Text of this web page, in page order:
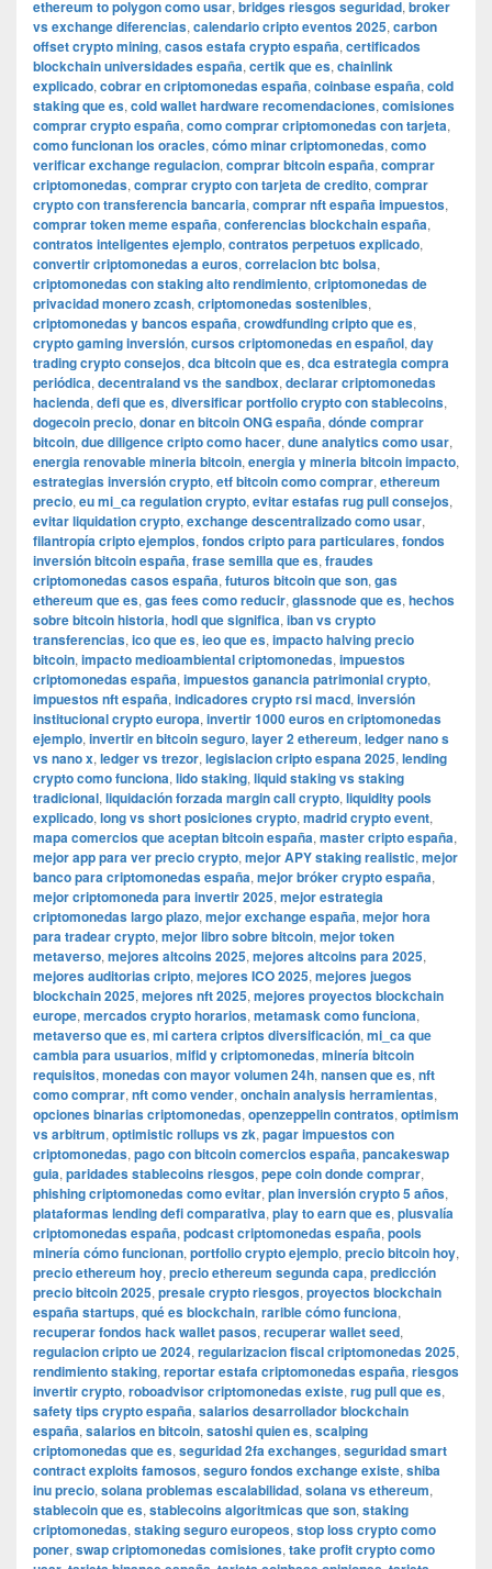
ethereum to polygon como usar, bridges riesgos seguridad, broker
vs exchange diferencias, calendario cripto eventos 2025, carbon
offset crypto mining, casos estafa crypto españa, certificados
blockchain universidades españa, certik que es, chainlink
explicado, cobrar en criptomonedas españa, coinbase españa, cold
staking que es, cold wallet hardware recomendaciones, comisiones
comprar crypto españa, como comprar criptomonedas con tarjeta,
como funcionan los oracles, cómo minar criptomonedas, como
verificar exchange regulacion, comprar bitcoin españa, comprar
criptomonedas, comprar crypto con tarjeta de credito, comprar
crypto con transferencia bancaria, comprar nft españa impuestos,
comprar token meme españa, conferencias blockchain españa,
contratos inteligentes ejemplo, contratos perpetuos explicado,
convertir criptomonedas a euros, correlacion btc bolsa,
criptomonedas con staking alto rendimiento, criptomonedas de
privacidad monero zcash, criptomonedas sostenibles,
criptomonedas y bancos españa, crowdfunding cripto que es,
crypto gaming inversión, cursos criptomonedas en español, day
trading crypto consejos, dca bitcoin que es, dca estrategia compra
periódica, decentraland vs the sandbox, declarar criptomonedas
hacienda, defi que es, diversificar portfolio crypto con stablecoins,
dogecoin precio, donar en bitcoin ONG españa, dónde comprar
bitcoin, due diligence cripto como hacer, dune analytics como usar,
energia renovable mineria bitcoin, energia y mineria bitcoin impacto,
estrategias inversión crypto, etf bitcoin como comprar, ethereum
precio, eu mi_ca regulation crypto, evitar estafas rug pull consejos,
evitar liquidation crypto, exchange descentralizado como usar,
filantropía cripto ejemplos, fondos cripto para particulares, fondos
inversión bitcoin españa, frase semilla que es, fraudes
criptomonedas casos españa, futuros bitcoin que son, gas
ethereum que es, gas fees como reducir, glassnode que es, hechos
sobre bitcoin historia, hodl que significa, iban vs crypto
transferencias, ico que es, ieo que es, impacto halving precio
bitcoin, impacto medioambiental criptomonedas, impuestos
criptomonedas españa, impuestos ganancia patrimonial crypto,
impuestos nft españa, indicadores crypto rsi macd, inversión
institucional crypto europa, invertir 1000 euros en criptomonedas
ejemplo, invertir en bitcoin seguro, layer 2 ethereum, ledger nano s
vs nano x, ledger vs trezor, legislacion cripto espana 2025, lending
crypto como funciona, lido staking, liquid staking vs staking
tradicional, liquidación forzada margin call crypto, liquidity pools
explicado, long vs short posiciones crypto, madrid crypto event,
mapa comercios que aceptan bitcoin españa, master cripto españa,
mejor app para ver precio crypto, mejor APY staking realistic, mejor
banco para criptomonedas españa, mejor bróker crypto españa,
mejor criptomoneda para invertir 2025, mejor estrategia
criptomonedas largo plazo, mejor exchange españa, mejor hora
para tradear crypto, mejor libro sobre bitcoin, mejor token
metaverso, mejores altcoins 2025, mejores altcoins para 2025,
mejores auditorias cripto, mejores ICO 2025, mejores juegos
blockchain 2025, mejores nft 2025, mejores proyectos blockchain
europe, mercados crypto horarios, metamask como funciona,
metaverso que es, mi cartera criptos diversificación, mi_ca que
cambia para usuarios, mifid y criptomonedas, minería bitcoin
requisitos, monedas con mayor volumen 24h, nansen que es, nft
como comprar, nft como vender, onchain analysis herramientas,
opciones binarias criptomonedas, openzeppelin contratos, optimism
vs arbitrum, optimistic rollups vs zk, pagar impuestos con
criptomonedas, pago con bitcoin comercios españa, pancakeswap
guia, paridades stablecoins riesgos, pepe coin donde comprar,
phishing criptomonedas como evitar, plan inversión crypto 5 años,
plataformas lending defi comparativa, play to earn que es, plusvalía
criptomonedas españa, podcast criptomonedas españa, pools
minería cómo funcionan, portfolio crypto ejemplo, precio bitcoin hoy,
precio ethereum hoy, precio ethereum segunda capa, predicción
precio bitcoin 2025, presale crypto riesgos, proyectos blockchain
españa startups, qué es blockchain, rarible cómo funciona,
recuperar fondos hack wallet pasos, recuperar wallet seed,
regulacion cripto ue 2024, regularizacion fiscal criptomonedas 2025,
rendimiento staking, reportar estafa criptomonedas españa, riesgos
invertir crypto, roboadvisor criptomonedas existe, rug pull que es,
safety tips crypto españa, salarios desarrollador blockchain
españa, salarios en bitcoin, satoshi quien es, scalping
criptomonedas que es, seguridad 2fa exchanges, seguridad smart
contract exploits famosos, seguro fondos exchange existe, shiba
inu precio, solana problemas escalabilidad, solana vs ethereum,
stablecoin que es, stablecoins algoritmicas que son, staking
criptomonedas, staking seguro europeos, stop loss crypto como
poner, swap criptomonedas comisiones, take profit crypto como